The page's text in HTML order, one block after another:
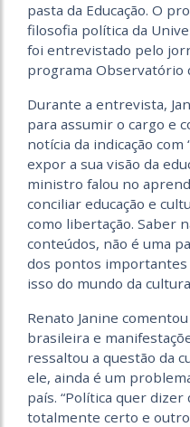
pasta da Educação. O
filosofia política da
foi entrevistado pelo
programa Observatório
Durante a entrevista,
para assumir o cargo e
notícia da indicação com
expor a sua visão da
ministro falou no
conciliar educação e
como libertação. Saber
conteúdos, não é uma
dos pontos importantes
isso do mundo da
Renato Janine
brasileira e
ressaltou a questão da
ele, ainda é um
país. “Política quer
totalmente certo e